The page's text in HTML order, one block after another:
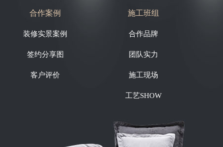
合作案例
装修实景案例
签约分享图
客户评价
施工班组
合作品牌
团队实力
施工现场
工艺SHOW